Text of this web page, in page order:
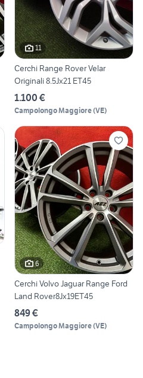
11
Cerchi Range Rover Velar
Originali 8.5Jx21 ET45
1.100 €
Campolongo Maggiore(VE)
6
Cerchi Volvo Jaguar Range Ford
Land Rover8Jx19ET45
849 €
Campolongo Maggiore(VE)